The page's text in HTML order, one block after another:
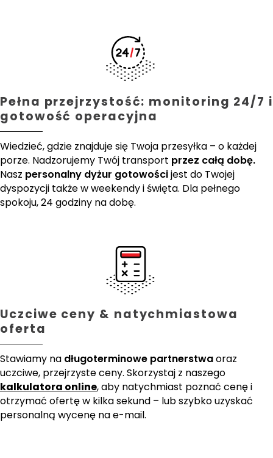
Pełna przejrzystość: monitoring 24/7 i
gotowość operacyjna
Wiedzieć, gdzie znajduje się Twoja przesyłka – o każdej
porze. Nadzorujemy Twój transport przez całą dobę.
Nasz personalny dyżur gotowościjest do Twojej
dyspozycji także w weekendy i święta. Dla pełnego
spokoju, 24 godziny na dobę.
Uczciwe ceny & natychmiastowa
oferta
Stawiamy na długoterminowe partnerstwaoraz
uczciwe, przejrzyste ceny. Skorzystaj z naszego
kalkulatora online, aby natychmiast poznać cenę i
otrzymać ofertę w kilka sekund – lub szybko uzyskać
personalną wycenę na e-mail.